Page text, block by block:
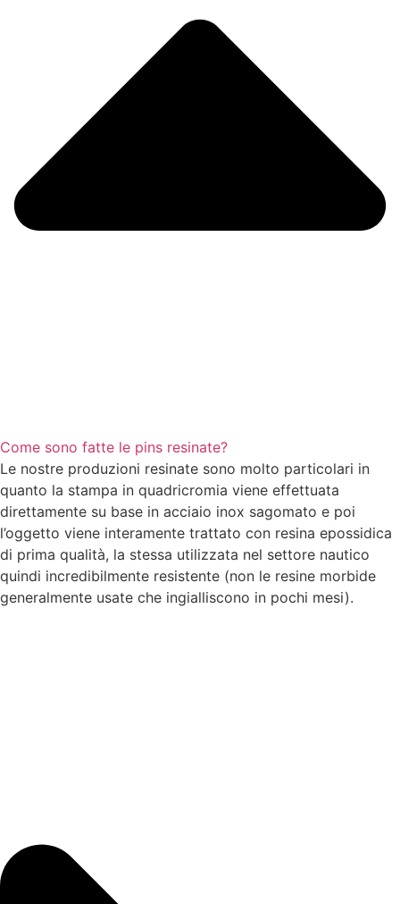
Come sono fatte le pins resinate?
Le nostre produzioni resinate sono molto particolari in
quanto la stampa in quadricromia viene effettuata
direttamente su base in acciaio inox sagomato e poi
l’oggetto viene interamente trattato con resina epossidica
di prima qualità, la stessa utilizzata nel settore nautico
quindi incredibilmente resistente (non le resine morbide
generalmente usate che ingialliscono in pochi mesi).